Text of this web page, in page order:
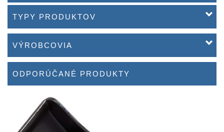
TYPY PRODUKTOV
VÝROBCOVIA
ODPORÚČANÉ PRODUKTY